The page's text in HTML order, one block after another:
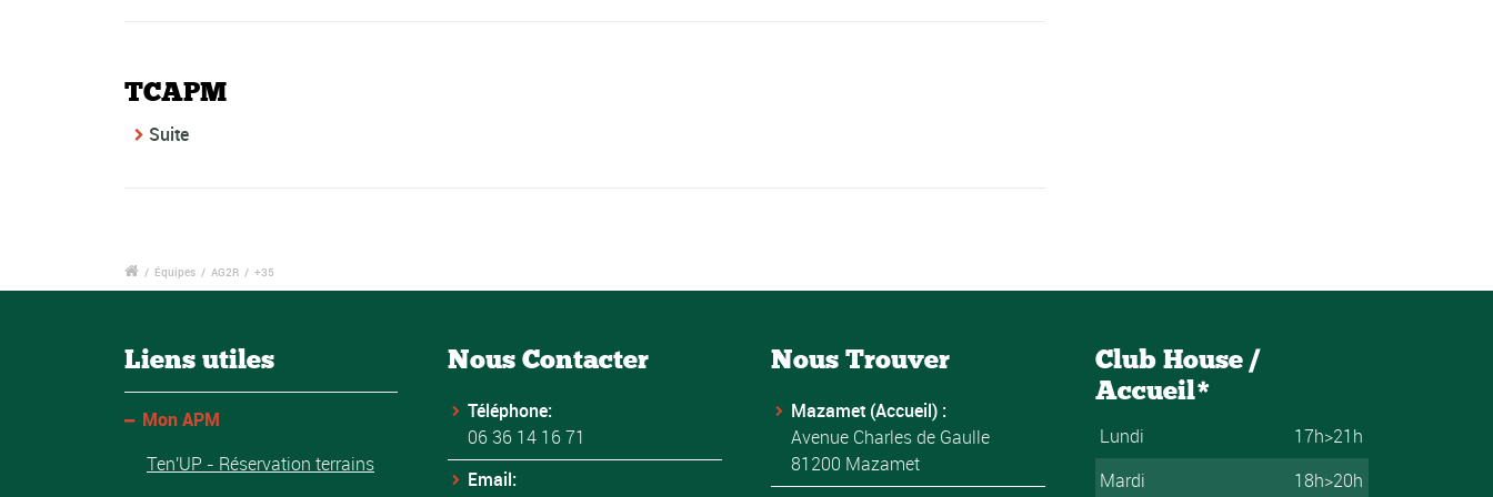
TCAPM
Suite
/ Équipes / AG2R / +35
Liens utiles
Mon APM
Ten'UP - Réservation terrains
Nous Contacter
Téléphone:
06 36 14 16 71
Email:
Nous Trouver
Mazamet (Accueil) :
Avenue Charles de Gaulle
81200 Mazamet
Club House /
Accueil*
Lundi
17h>21h
Mardi
18h>20h